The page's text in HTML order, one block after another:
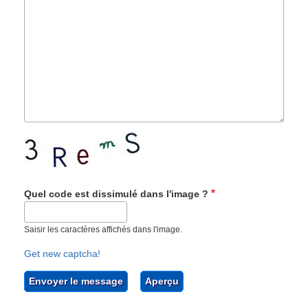
Quel code est dissimulé dans l'image ?
Saisir les caractères affichés dans l'image.
Get new captcha!